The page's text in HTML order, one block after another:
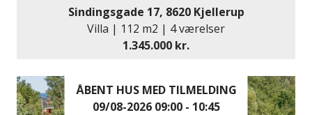
Sindingsgade 17, 8620 Kjellerup
Villa | 112 m2 | 4 værelser
1.345.000 kr.
ÅBENT HUS MED TILMELDING
09/08-2026 09:00 - 10:45